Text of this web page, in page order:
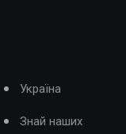
Україна
Знай наших